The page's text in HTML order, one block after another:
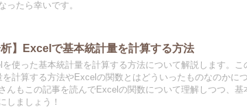
ったら幸いです。
析】Excelで基本統計量を計算する方法
使った基本統計量を計算する方法について解説します。こ
計算する方法やExcelの関数とはどういったものなのかに
んもこの記事を読んでExcelの関数について理解しつつ、基
しましょう！